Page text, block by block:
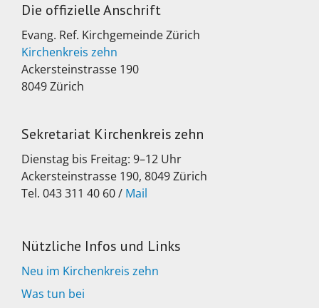
Die offizielle Anschrift
Evang. Ref. Kirchgemeinde Zürich
Kirchenkreis zehn
Ackersteinstrasse 190
8049 Zürich
Sekretariat Kirchenkreis zehn
Dienstag bis Freitag: 9–12 Uhr
Ackersteinstrasse 190, 8049 Zürich
Tel. 043 311 40 60 / Mail
Nützliche Infos und Links
Neu im Kirchenkreis zehn
Was tun bei